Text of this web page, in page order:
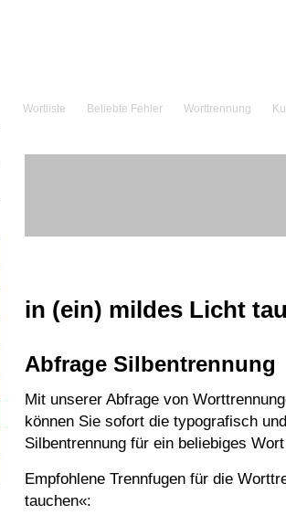
Wortliste Beliebte Fehler Worttrennung
in (ein) mildes Licht
Abfrage Silbentrennung
Mit unserer Abfrage von
können Sie sofort die typografisch
Silbentrennung für ein beliebiges
Empfohlene Trennfugen für die
tauchen«: